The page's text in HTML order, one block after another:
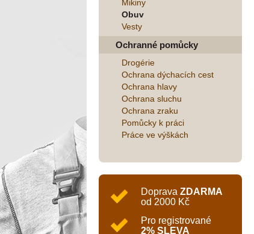
Mikiny
Obuv
Vesty
Ochranné pomůcky
Drogérie
Ochrana dýchacích cest
Ochrana hlavy
Ochrana sluchu
Ochrana zraku
Pomůcky k práci
Práce ve výškách
Doprava ZDARMA
od 2000 Kč
Pro registrované
2% SLEVA